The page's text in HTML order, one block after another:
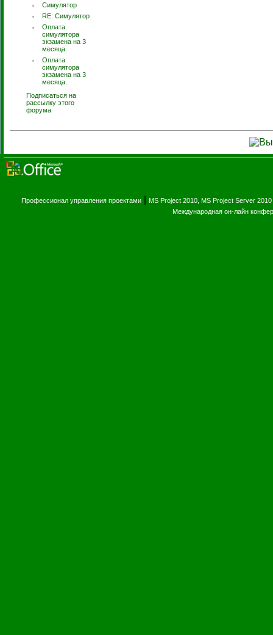
Симулятор
RE: Симулятор
Оплата
симулятора
экзамена на 3
месяца.
Оплата
симулятора
экзамена на 3
месяца.
Подписаться на
рассылку этого
форума
Профессионал управления проектами MS Project 2010, MS Project Server 2010
Международная он-лайн